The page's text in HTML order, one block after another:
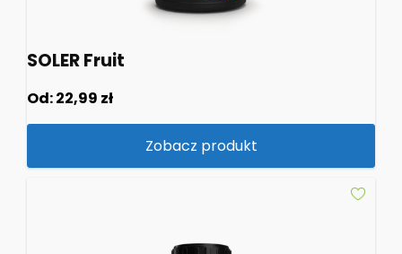
SOLER Fruit
Od:22,99 zł
Zobacz produkt